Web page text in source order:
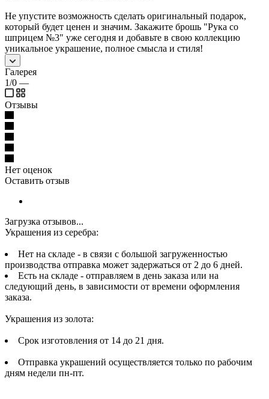
Не упустите возможность сделать оригинальный подарок,
который будет ценен и значим. Закажите брошь "Рука со
шприцем №3" уже сегодня и добавьте в свою коллекцию
уникальное украшение, полное смысла и стиля!
Галерея
1/0 —
Отзывы
Нет оценок
Оставить отзыв
Загрузка отзывов...
Украшения из серебра:
Нет на складе - в связи с большой загруженностью
производства отправка может задержаться от 2 до 6 дней.
Есть на складе - отправляем в день заказа или на
следующий день, в зависимости от времени оформления
заказа.
Украшения из золота:
Срок изготовления от 14 до 21 дня.
Отправка украшений осуществляется только по рабочим
дням недели пн-пт.